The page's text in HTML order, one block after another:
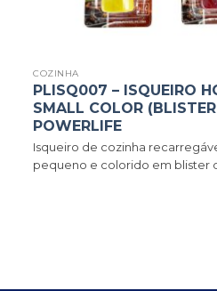
COZINHA
PLISQ007 – ISQUEIRO
SMALL COLOR (BLISTER
POWERLIFE
Isqueiro de cozinha
pequeno e colorido em blister